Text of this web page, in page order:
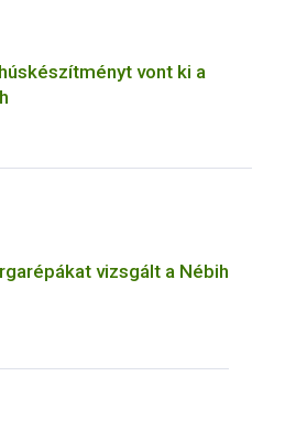
vont ki a
vizsgált a Nébih